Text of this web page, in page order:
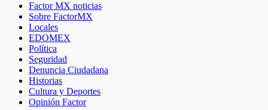
Factor MX noticias
Sobre FactorMX
Locales
EDOMEX
Política
Seguridad
Denuncia Ciudadana
Historias
Cultura y Deportes
Opinión Factor